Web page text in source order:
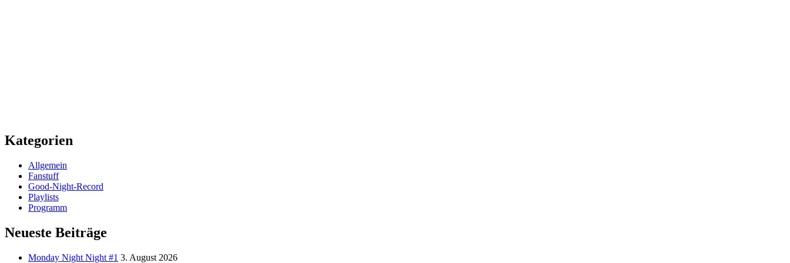
Kategorien
Allgemein
Fanstuff
Good-Night-Record
Playlists
Programm
Neueste Beiträge
Monday Night Night #1 3. August 2026